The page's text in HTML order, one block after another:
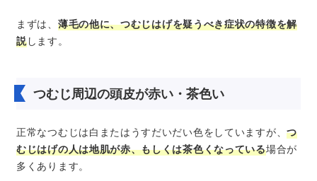
まずは、 薄毛の他に、つむじはげを疑うべき症状の特徴を解
説します。
つむじ周辺の頭皮が赤い・茶色い
正常なつむじは白またはうすだいだい色をしていますが、つ
むじはげの人は地肌が赤、もしくは茶色くなっている場合が
多くあります。